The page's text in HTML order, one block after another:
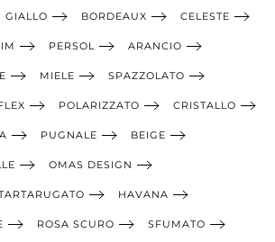
GIALLO BORDEAUX CELESTE
PERSOL ARANCIO
MIELE SPAZZOLATO
POLARIZZATO CRISTALLO
PUGNALE BEIGE
OMAS DESIGN
HAVANA
ROSA SCURO SFUMATO